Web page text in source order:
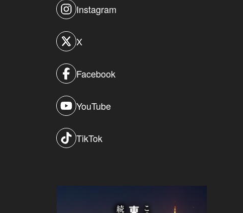
Instagram
X
Facebook
YouTube
TikTok